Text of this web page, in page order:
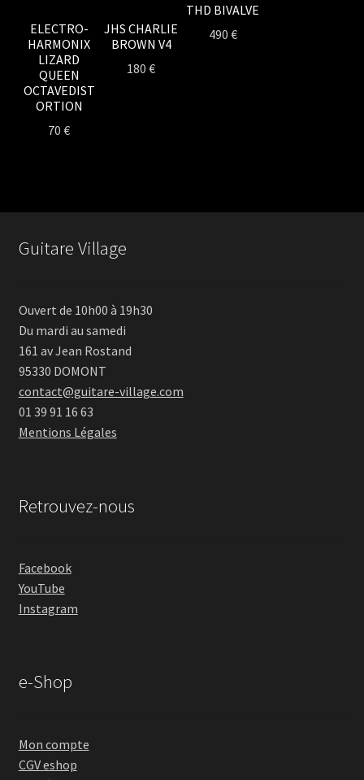
ELECTRO-
HARMONIX
LIZARD
QUEEN
OCTAVEDIST
ORTION
70€
JHS CHARLIE
BROWN V4
180€
THD BIVALVE
490 €
Guitare Village
Ouvert de 10h00 à 19h30
Du mardi au samedi
161 av Jean Rostand
95330 DOMONT
contact@guitare-village.com
01 39 91 16 63
Mentions Légales
Retrouvez-nous
Facebook
YouTube
Instagram
e-Shop
Mon compte
CGV eshop